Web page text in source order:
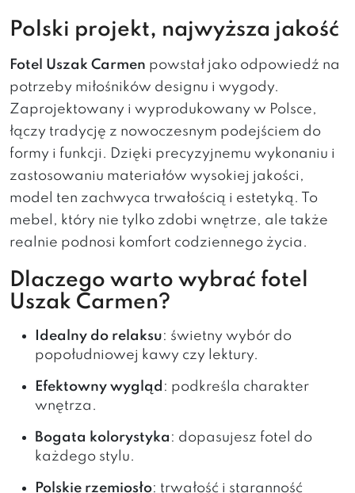
Polski projekt, najwyższa jakość
Fotel Uszak Carmen powstał jako odpowiedź na
potrzeby miłośników designu i wygody.
Zaprojektowany i wyprodukowany w Polsce,
łączy tradycję z nowoczesnym podejściem do
formy i funkcji. Dzięki precyzyjnemu wykonaniu i
zastosowaniu materiałów wysokiej jakości,
model ten zachwyca trwałością i estetyką. To
mebel, który nie tylko zdobi wnętrze, ale także
realnie podnosi komfort codziennego życia.
Dlaczego warto wybrać fotel
Uszak Carmen?
Idealny do relaksu: świetny wybór do
popołudniowej kawy czy lektury.
Efektowny wygląd : podkreśla charakter
wnętrza.
Bogata kolorystyka : dopasujesz fotel do
każdego stylu.
Polskie rzemiosło: trwałość i staranność